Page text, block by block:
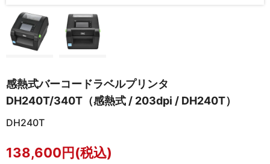
感熱式バーコードラベルプリンタ
DH240T/340T（感熱式 / 203dpi / DH240T）
DH240T
138,600円(税込)